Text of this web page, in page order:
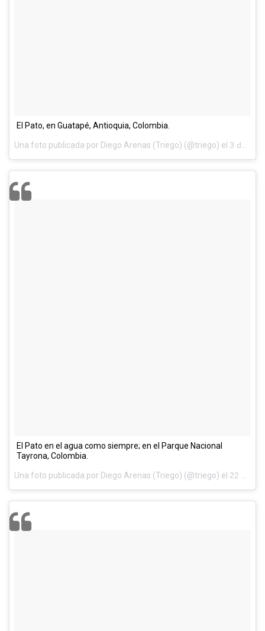
El Pato, en Guatapé, Antioquia, Colombia.
Una foto publicada por Diego Arenas (Triego) (@triego) el 3 de May de 2014 a la(s) 2:40 PDT
El Pato en el agua como siempre; en el Parque Nacional
Tayrona, Colombia.
Una foto publicada por Diego Arenas (Triego) (@triego) el 22 de Sep de 2013 a la(s) 3:49 PDT